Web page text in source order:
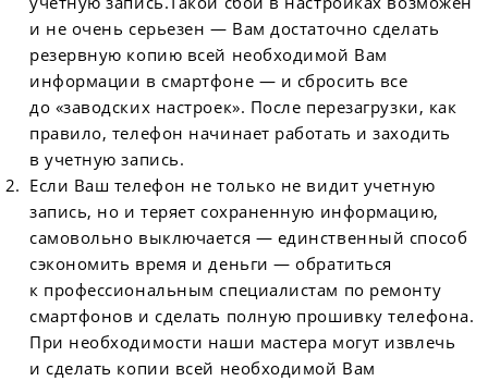
и не очень серьезен — Вам достаточно сделать
резервную копию всей необходимой Вам
информации в смартфоне — и сбросить все
до «заводских настроек». После перезагрузки, как
правило, телефон начинает работать и заходить
в учетную запись.
Если Ваш телефон не только не видит учетную
запись, но и теряет сохраненную информацию,
самовольно выключается — единственный способ
сэкономить время и деньги — обратиться
к профессиональным специалистам по ремонту
смартфонов и сделать полную прошивку телефона.
При необходимости наши мастера могут извлечь
и сделать копии всей необходимой Вам